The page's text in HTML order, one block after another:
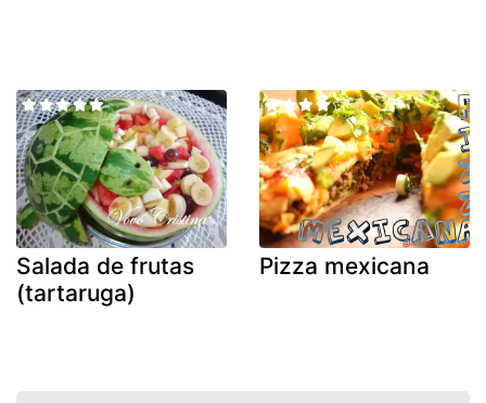
Salada de frutas
(tartaruga)
Pizza mexicana